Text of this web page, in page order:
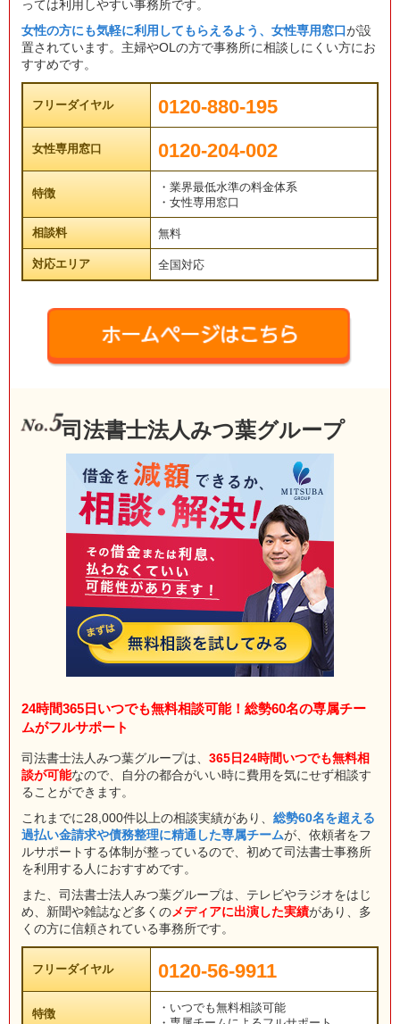
っては利用しやすい事務所です。
女性の方にも気軽に利用してもらえるよう、女性専用窓口が設
置されています。主婦やOLの方で事務所に相談しにくい方にお
すすめです。
フリーダイヤル 0120-880-195
女性専用窓口 0120-204-002
特徴
・業界最低水準の料金体系
・女性専用窓口
相談料 無料
対応エリア 全国対応
司法書士法人みつ葉グループ
24時間365日いつでも無料相談可能！総勢60名の専属チー
ムがフルサポート
司法書士法人みつ葉グループは、 365日24時間いつでも無料相
談が可能なので、自分の都合がいい時に費用を気にせず相談す
ることができます。
これまでに28,000件以上の相談実績があり、 総勢60名を超える
過払い金請求や債務整理に精通した専属チームが、依頼者をフ
ルサポートする体制が整っているので、初めて司法書士事務所
を利用する人におすすめです。
また、司法書士法人みつ葉グループは、テレビやラジオをはじ
め、新聞や雑誌など多くのメディアに出演した実績があり、多
くの方に信頼されている事務所です。
フリーダイヤル 0120-56-9911
特徴
・いつでも無料相談可能